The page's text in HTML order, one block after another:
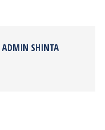
ADMIN SHINTA